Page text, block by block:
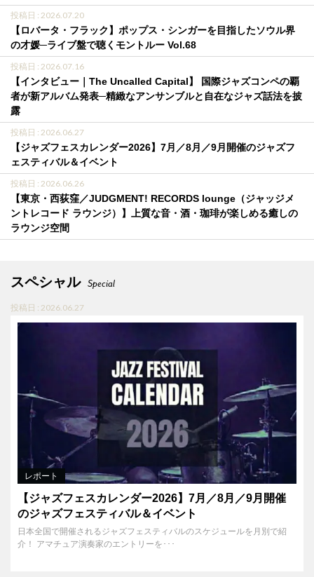
投稿日 : 2026.07.20
【ロバータ・フラック】ポップス・シンガーを目指したソウル界
の才媛─ライブ盤で聴くモントルー Vol.68
投稿日 : 2026.07.16
【インタビュー｜The Uncalled Capital】 国際ジャズコンペの覇
者が新アルバム発表─精緻なアンサンブルと自在なジャズ話法を披
露
投稿日 : 2026.06.27
【ジャズフェスカレンダー2026】7月／8月／9月開催のジャズフ
ェスティバル＆イベント
投稿日 : 2026.06.26
【東京・西荻窪／JUDGMENT! RECORDS lounge（ジャッジメ
ントレコード ラウンジ）】上質な音・酒・珈琲が楽しめる癒しの
ラウンジ空間
スペシャル Special
投稿日 : 2026.06.27
レポート
【ジャズフェスカレンダー2026】7月／8月／9月開催
のジャズフェスティバル＆イベント
日本全国で開催されるジャズフェスティバルのスケジュールを月別で紹
介！ アマチュア演奏家のエントリーを･･･